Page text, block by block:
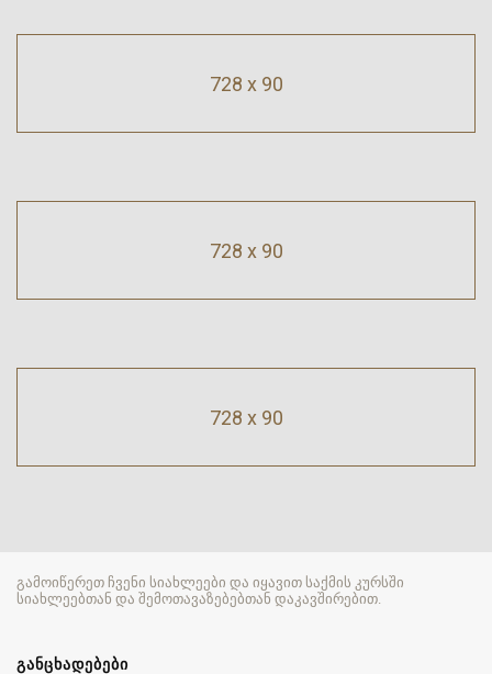
728 x 90
728 x 90
728 x 90
გამოიწერეთ ჩვენი სიახლეები და იყავით საქმის კურსში
სიახლეებთან და შემოთავაზებებთან დაკავშირებით.
ᲒᲐᲜᲪᲮᲐᲓᲔᲑᲔᲑᲘ